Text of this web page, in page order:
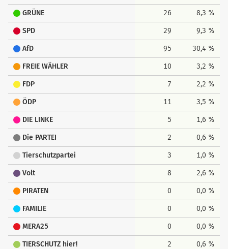
GRÜNE 26 8,3 %
SPD 29 9,3 %
AfD 95 30,4 %
FREIE WÄHLER 10 3,2 %
FDP 7 2,2 %
ÖDP 11 3,5 %
DIE LINKE 5 1,6 %
Die PARTEI 2 0,6 %
Tierschutzpartei 3 1,0 %
Volt 8 2,6 %
PIRATEN 0 0,0 %
FAMILIE 0 0,0 %
MERA25 0 0,0 %
TIERSCHUTZ hier! 2 0,6 %